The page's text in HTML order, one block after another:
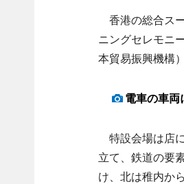
香港の総合ス
ニングセレモニ
本貿易振興機構
電車の車両
特設会場は店
立て、鉄道の要
け、北は稚内か